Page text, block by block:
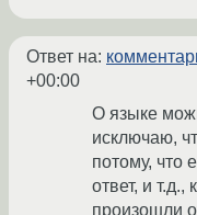
Ответ на:
+00:00
О языке
исключаю,
потому, что
ответ, и т.д.,
произошли